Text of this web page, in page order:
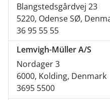
Blangstedsgårdvej 23
5220, Odense SØ,
36 95 55 55
Lemvigh-Müller A/S
Nordager 3
6000, Kolding, Denmark
3695 5500